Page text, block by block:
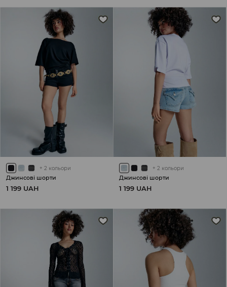
+ 2 кольори
Джинсові шорти
1 199 UAH
+ 2 кольори
Джинсові шорти
1 199 UAH